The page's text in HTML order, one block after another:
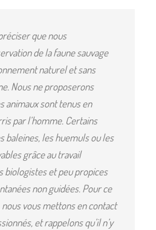
que nous
de la faune sauvage
naturel et sans
Nous ne proposerons
animaux sont tenus en
par l’homme. Certains
baleines, les huemuls ou les
grâce au travail
biologistes et peu propices
non guidées. Pour ce
nous vous mettons en contact
et rappelons qu’il n’y